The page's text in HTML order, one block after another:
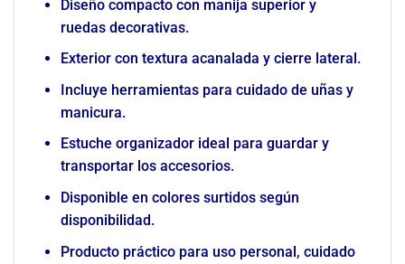
Diseño compacto con manija superior y
ruedas decorativas.
Exterior con textura acanalada y cierre lateral.
Incluye herramientas para cuidado de uñas y
manicura.
Estuche organizador ideal para guardar y
transportar los accesorios.
Disponible en colores surtidos según
disponibilidad.
Producto práctico para uso personal, cuidado